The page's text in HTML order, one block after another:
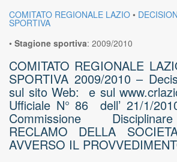
COMITATO REGIONALE LAZIO •
SPORTIVA
• Stagione sportiva: 2009/2010
COMITATO REGIONALE
SPORTIVA 2009/2010 –
sul sito Web: e sul
Ufficiale N° 86 dell’ 21/1/
Commissione
RECLAMO DELLA
AVVERSO IL